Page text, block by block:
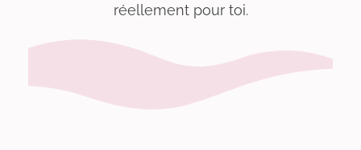
réellement pour toi.